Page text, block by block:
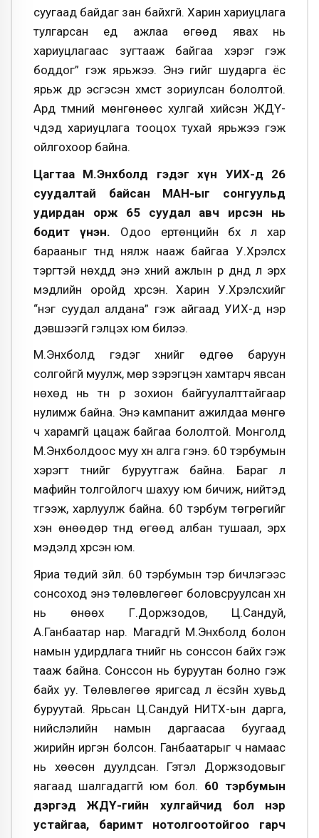
суугаад байдаг зан байхгүй. Харин хариуцлага
тулгарсан үед ажлаа өгөөд явах нь
хариуцлагаас зугтааж байгаа хэрэг гэж
боддог” гэж ярьжээ. Энэ үгийг шударга ёс
ярьж дүр эсгэсэн хүмүүст зориулсан бололтой.
Ард түмний мөнгөнөөс хулгай хийсэн ЖДҮ-
чдэд хариуцлага тооцох тухай ярьжээ гэж
ойлгохоор байна.
Цагтаа М.Энхболд гэдэг хүн УИХ-д 26
суудалтай байсан МАН-ыг сонгуульд
удирдан орж 65 суудал авч ирсэн нь
бодит үнэн. Одоо ертөнцийн бүх л хар
барааныг түүнд нялж нааж байгаа У.Хүрэлсүх
тэргүүтэй нөхдүүд энэ хүний ажлын үр дүнд л эрх
мэдлийн оройд хүрсэн. Харин У.Хүрэлсүхийг
“нэг суудал алдана” гэж айгаад УИХ-д нэр
дэвшээгүй гэлцэх юм билээ.
М.Энхболд гэдэг хүнийг өдгөө баруун
солгойгүй муулж, мөр зэрэгцэн хамтарч явсан
нөхөд нь түүн рүү зохион байгуулалттайгаар
нулимж байна. Энэ кампанит ажилдаа мөнгө
ч харамгүй цацаж байгаа бололтой. Монголд
М.Энхболдоос муу хүн алга гэнэ. 60 тэрбумын
хэрэгт түүнийг буруутгаж байна. Бараг л
мафийн толгойлогч шахуу юм бичиж, нийтэд
түгээж, харлуулж байна. 60 тэрбум төгрөгийг
хэн өнөөдөр түүнд өгөөд албан тушаал, эрх
мэдэлд хүрсэн юм.
Яриа төдий зүйл. 60 тэрбумын тэр бичлэгээс
сонсоход энэ төлөвлөгөөг боловсруулсан хүн
нь өнөөх Г.Доржзодов, Ц.Сандуй,
А.Ганбаатар нар. Магадгүй М.Энхболд болон
намын удирдлага түүнийг нь сонссон байх гэж
тааж байна. Сонссон нь буруутан болно гэж
байх уу. Төлөвлөгөө яригсад л ёсзүйн хувьд
буруутай. Ярьсан Ц.Сандуй НИТХ-ын дарга,
нийслэлийн намын даргаасаа буугаад
жирийн иргэн болсон. Ганбаатарыг ч намаас
нь хөөсөн дуулдсан. Гэтэл Доржзодовыг
яагаад шалгадаггүй юм бол. 60 тэрбумын
дэргэд ЖДҮ-гийн хулгайчид бол нэр
устайгаа, баримт нотолгоотойгоо гарч